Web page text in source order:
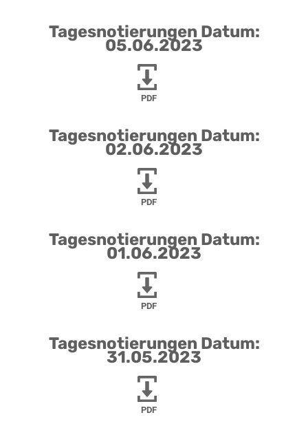
Tagesnotierungen Datum:
05.06.2023
PDF
Tagesnotierungen Datum:
02.06.2023
PDF
Tagesnotierungen Datum:
01.06.2023
PDF
Tagesnotierungen Datum:
31.05.2023
PDF